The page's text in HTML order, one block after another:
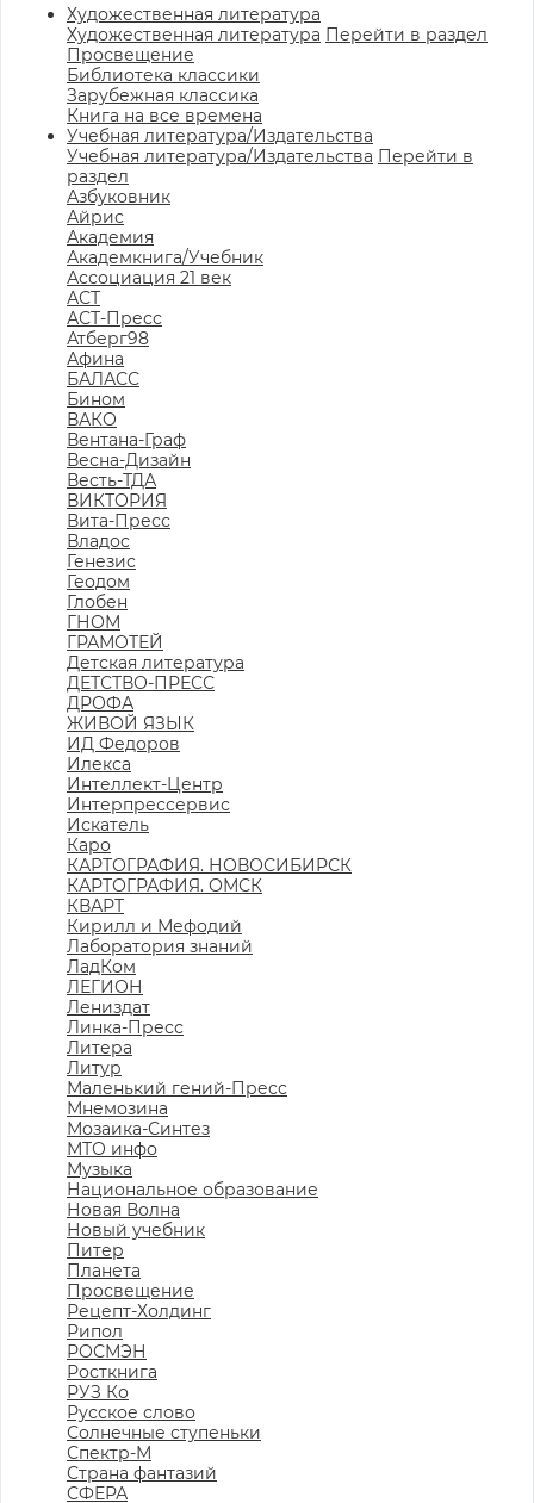
Художественная литература
Художественная литература Перейти в раздел
Просвещение
Библиотека классики
Зарубежная классика
Книга на все времена
Учебная литература/Издательства
Учебная литература/Издательства Перейти в
раздел
Азбуковник
Айрис
Академия
Академкнига/Учебник
Ассоциация 21 век
АСТ
АСТ-Пресс
Атберг98
Афина
БАЛАСС
Бином
ВАКО
Вентана-Граф
Весна-Дизайн
Весть-ТДА
ВИКТОРИЯ
Вита-Пресс
Владос
Генезис
Геодом
Глобен
ГНОМ
ГРАМОТЕЙ
Детская литература
ДЕТСТВО-ПРЕСС
ДРОФА
ЖИВОЙ ЯЗЫК
ИД Федоров
Илекса
Интеллект-Центр
Интерпрессервис
Искатель
Каро
КАРТОГРАФИЯ. НОВОСИБИРСК
КАРТОГРАФИЯ. ОМСК
КВАРТ
Кирилл и Мефодий
Лаборатория знаний
ЛадКом
ЛЕГИОН
Лениздат
Линка-Пресс
Литера
Литур
Маленький гений-Пресс
Мнемозина
Мозаика-Синтез
МТО инфо
Музыка
Национальное образование
Новая Волна
Новый учебник
Питер
Планета
Просвещение
Рецепт-Холдинг
Рипол
РОСМЭН
Росткнига
РУЗ Ко
Русское слово
Солнечные ступеньки
Спектр-М
Страна фантазий
СФЕРА